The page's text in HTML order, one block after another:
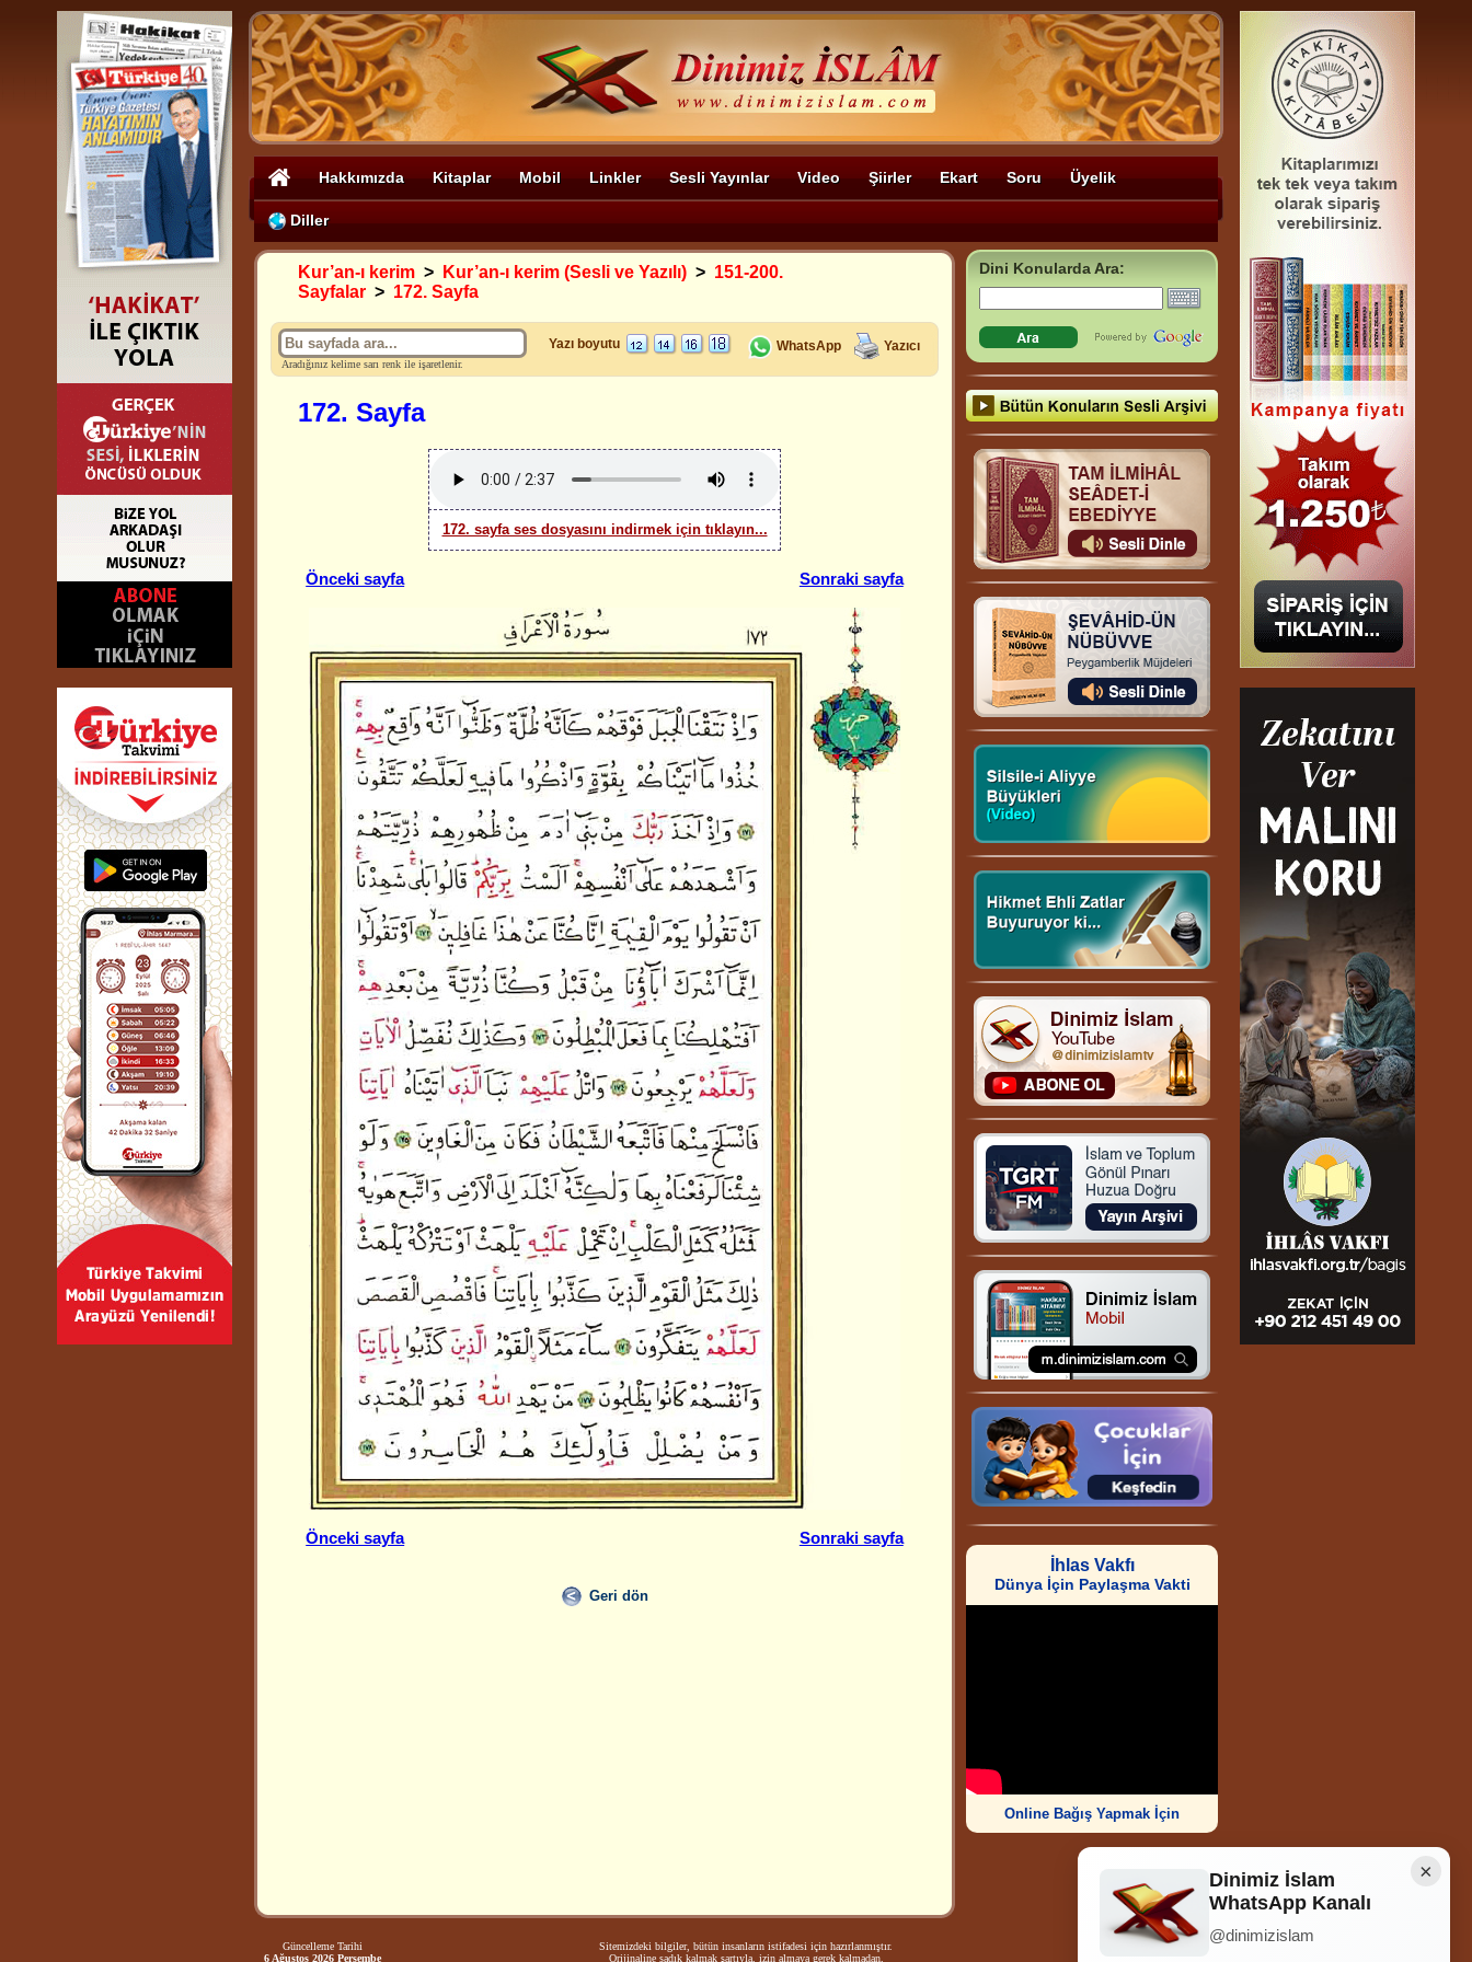
Hakkımızda Kitaplar Mobil Linkler Sesli Yayınlar Video Şiirler Ekart Soru Üyelik
Diller
Kur’an-ı kerim > Kur’an-ı kerim (Sesli ve Yazılı) > 151-200.
Sayfalar > 172. Sayfa
Aradığınız kelime sarı renk ile işaretlenir.
Yazı boyutu WhatsApp Yazıcı
172. Sayfa
172. sayfa ses dosyasını indirmek için tıklayın...
Önceki sayfa Sonraki sayfa
Önceki sayfa Sonraki sayfa
Geri dön
Dini Konularda Ara:
İhlas Vakfı
Dünya İçin Paylaşma Vakti
Online Bağış Yapmak İçin
Güncelleme Tarihi
6 Ağustos 2026 Perşembe
Sitemizdeki bilgiler, bütün insanların istifadesi için hazırlanmıştır.
Orijinaline sadık kalmak şartıyla, izin almaya gerek kalmadan,
Ziyaretçi Sayısı
×
Dinimiz İslam
WhatsApp Kanalı
@dinimizislam